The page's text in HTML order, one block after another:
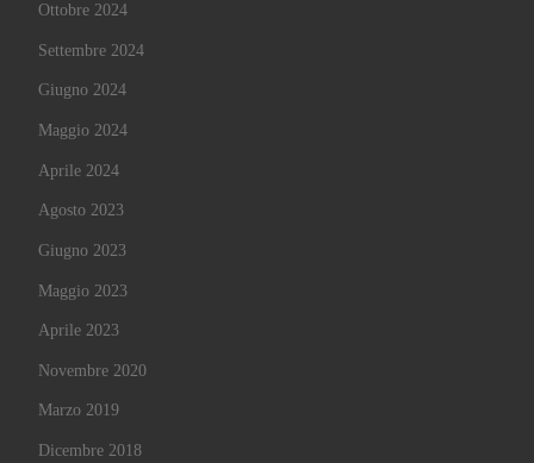
Ottobre 2024
Settembre 2024
Giugno 2024
Maggio 2024
Aprile 2024
Agosto 2023
Giugno 2023
Maggio 2023
Aprile 2023
Novembre 2020
Marzo 2019
Dicembre 2018